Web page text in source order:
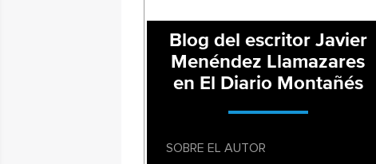
Blog del escritor Javier
Menéndez Llamazares
en El Diario Montañés
SOBRE EL AUTOR